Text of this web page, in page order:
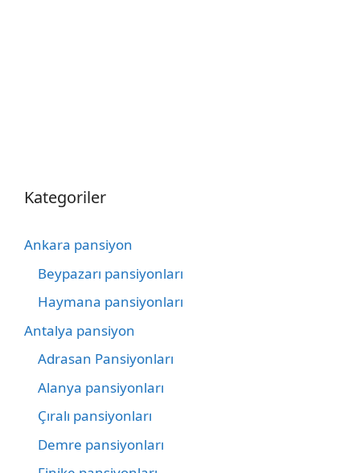
Kategoriler
Ankara pansiyon
Beypazarı pansiyonları
Haymana pansiyonları
Antalya pansiyon
Adrasan Pansiyonları
Alanya pansiyonları
Çıralı pansiyonları
Demre pansiyonları